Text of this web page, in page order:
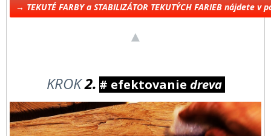
→ TEKUTÉ FARBY a STABILIZÁTOR TEKUTÝCH FARIEB nájdete
▲
KROK2. # efektovanie dreva